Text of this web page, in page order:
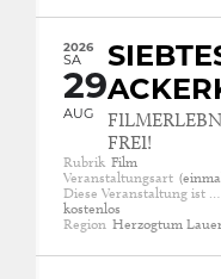
2026
SA
29
AUG
FREI!
Rubrik Film
Veranstaltungsart
Diese Veranstaltung ist …
kostenlos
Region Herzogtum